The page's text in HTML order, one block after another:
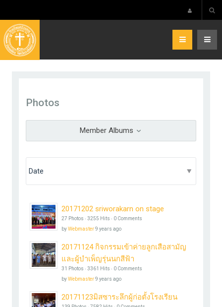
Photos
Member Albums
20171202 sriworakarn on stage
27 Photos ‧ 3255 Hits ‧ 0 Comments
byWebmaster9 years ago
20171124 กิจกรรมเข้าค่ายลูกเสือสามัญ
และผู้บำเพ็ญรุ่นนกสีฟ้า
31 Photos ‧ 3361 Hits ‧ 0 Comments
byWebmaster9 years ago
20171123มิสซาระลึกผู้ก่อตั้งโรงเรียน